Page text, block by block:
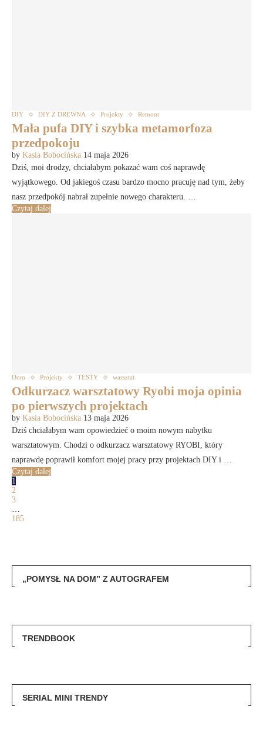
DIY DIY Z DREWNA Projekty Remont
Mała pufa DIY i szybka metamorfoza
przedpokoju
by Kasia Bobocińska 14 maja 2026
Dziś, moi drodzy, chciałabym pokazać wam coś naprawdę
wyjątkowego. Od jakiegoś czasu bardzo mocno pracuję nad tym, żeby
nasz przedpokój nabrał zupełnie nowego charakteru. …
Czytaj dalej
Dom Projekty TESTY warsztat
Odkurzacz warsztatowy Ryobi moja opinia
po pierwszych projektach
by Kasia Bobocińska 13 maja 2026
Dziś chciałabym wam opowiedzieć o moim nowym nabytku
warsztatowym. Chodzi o odkurzacz warsztatowy RYOBI, który
naprawdę poprawił komfort mojej pracy przy projektach DIY i …
Czytaj dalej
1
2
3
…
185
„POMYSŁ NA DOM” Z AUTOGRAFEM
TRENDBOOK
SERIAL MINI TRENDY